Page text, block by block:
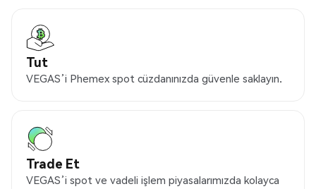
Tut
VEGAS’i Phemex spot cüzdanınızda güvenle saklayın.
Trade Et
VEGAS’i spot ve vadeli işlem piyasalarımızda kolayca